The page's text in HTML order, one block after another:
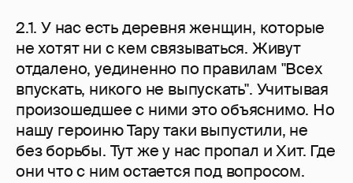
2.1. У нас есть деревня женщин, которые
не хотят ни с кем связываться. Живут
отдалено, уединенно по правилам "Всех
впускать, никого не выпускать". Учитывая
произошедшее с ними это объяснимо. Но
нашу героиню Тару таки выпустили, не
без борьбы. Тут же у нас пропал и Хит. Где
они что с ним остается под вопросом.